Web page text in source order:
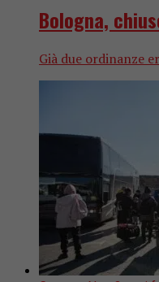
Bologna,
Già due ordinanze